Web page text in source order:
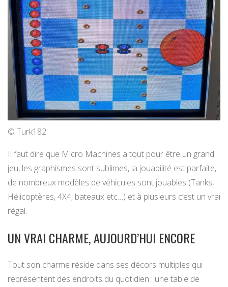
© Turk182
Il faut dire que Micro Machines a tout pour être un grand
jeu, les graphismes sont sublimes, la jouabilité est parfaite,
de nombreux modèles de véhicules sont jouables (Tanks,
Hélicoptères, 4X4, bateaux etc…) et à plusieurs c’est un vrai
régal.
UN VRAI CHARME, AUJOURD’HUI ENCORE
Tout son charme réside dans ses décors multiples qui
représentent des endroits du quotidien : une table de